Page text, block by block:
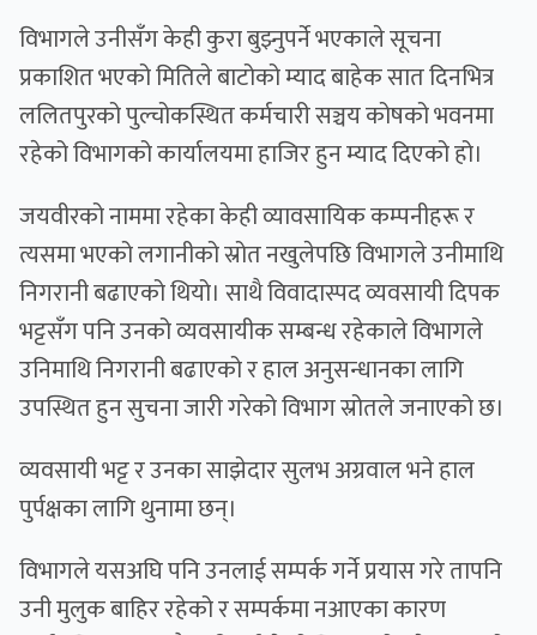
विभागले उनीसँग केही कुरा बुझ्नुपर्ने भएकाले सूचना
प्रकाशित भएको मितिले बाटोको म्याद बाहेक सात दिनभित्र
ललितपुरको पुल्चोकस्थित कर्मचारी सञ्चय कोषको भवनमा
रहेको विभागको कार्यालयमा हाजिर हुन म्याद दिएको हो।
जयवीरको नाममा रहेका केही व्यावसायिक कम्पनीहरू र
त्यसमा भएको लगानीको स्रोत नखुलेपछि विभागले उनीमाथि
निगरानी बढाएको थियो। साथै विवादास्पद व्यवसायी दिपक
भट्टसँग पनि उनको व्यवसायीक सम्बन्ध रहेकाले विभागले
उनिमाथि निगरानी बढाएको र हाल अनुसन्धानका लागि
उपस्थित हुन सुचना जारी गरेको विभाग स्रोतले जनाएको छ।
व्यवसायी भट्ट र उनका साझेदार सुलभ अग्रवाल भने हाल
पुर्पक्षका लागि थुनामा छन्।
विभागले यसअघि पनि उनलाई सम्पर्क गर्ने प्रयास गरे तापनि
उनी मुलुक बाहिर रहेको र सम्पर्कमा नआएका कारण